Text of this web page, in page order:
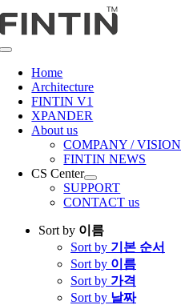
콘
텐
츠
Toggle
NavigationHome
Architecture
FINTIN V1
XPANDER
About us
COMPANY / VISION
FINTIN NEWS
CS Center
SUPPORT
CONTACT us
Sort by 이름
Sort by 기본 순서
Sort by 이름
Sort by 가격
Sort by 날짜